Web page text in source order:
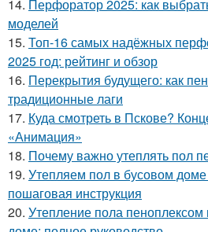
14. Перфоратор 2025: как
моделей
15. Топ-16 самых надёжных
2025 год: рейтинг и обзор
16. Перекрытия будущего: как
традиционные лаги
17. Куда смотреть в Пскове?
«Анимация»
18. Почему важно утеплять пол
19. Утепляем пол в бусовом
пошаговая инструкция
20. Утепление пола